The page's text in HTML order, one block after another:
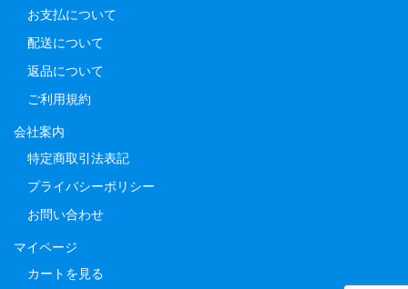
お支払について
配送について
返品について
ご利用規約
会社案内
特定商取引法表記
プライバシーポリシー
お問い合わせ
マイページ
カートを見る